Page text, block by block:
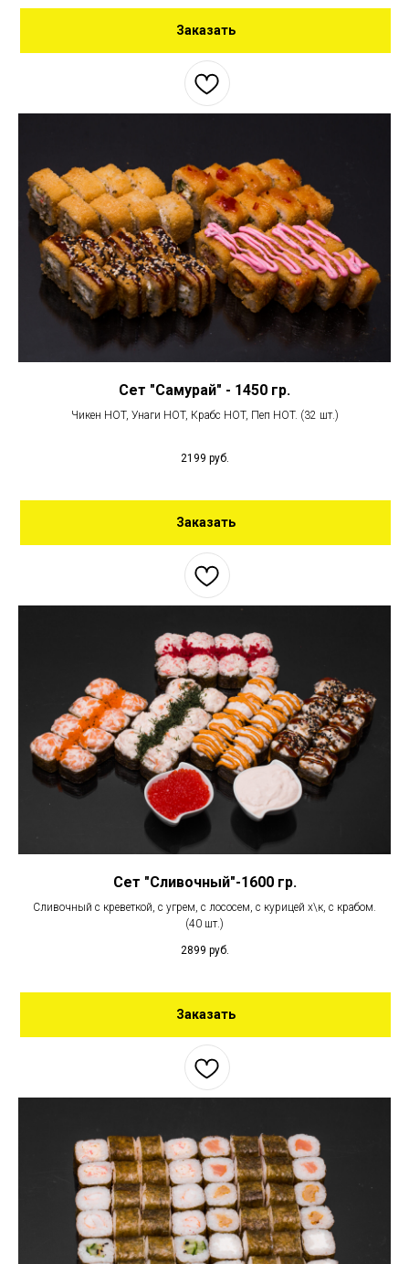
Заказать
Сет "Самурай" - 1450 гр.
Чикен HOT, Унаги HOT, Крабс HOT, Пеп HOT. (32 шт.)
2199 руб.
Заказать
Сет "Сливочный"-1600 гр.
Сливочный с креветкой, с угрем, с лососем, с курицей х\к, с крабом.
(40 шт.)
2899 руб.
Заказать